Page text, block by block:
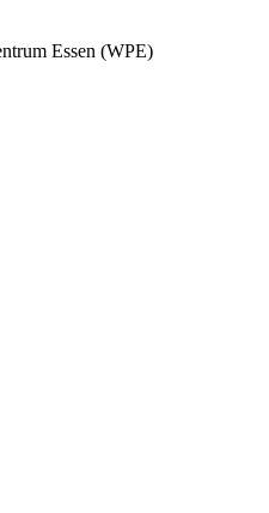
Essen (WPE)